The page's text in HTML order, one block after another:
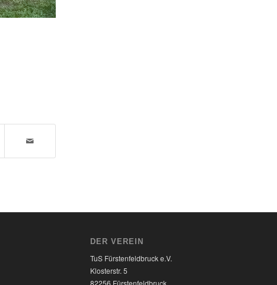
DER VEREIN
TuS Fürstenfeldbruck e.V.
Klosterstr. 5
82256 Fürstenfeldbruck